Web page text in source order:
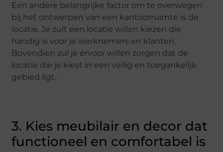
Een andere belangrijke factor om te overwegen
bij het ontwerpen van een kantoorruimte is de
locatie. Je zult een locatie willen kiezen die
handig is voor je werknemers en klanten.
Bovendien zul je ervoor willen zorgen dat de
locatie die je kiest in een veilig en toegankelijk
gebied ligt.
3. Kies meubilair en decor dat
functioneel en comfortabel is